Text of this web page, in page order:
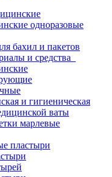
одноразовые
бахил и пакетов
и средства
и гигиеническая
ваты
марлевые
пластыри